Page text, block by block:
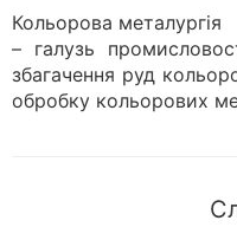
Кольорова металургія
– галузь
збагачення руд
обробку кольорових